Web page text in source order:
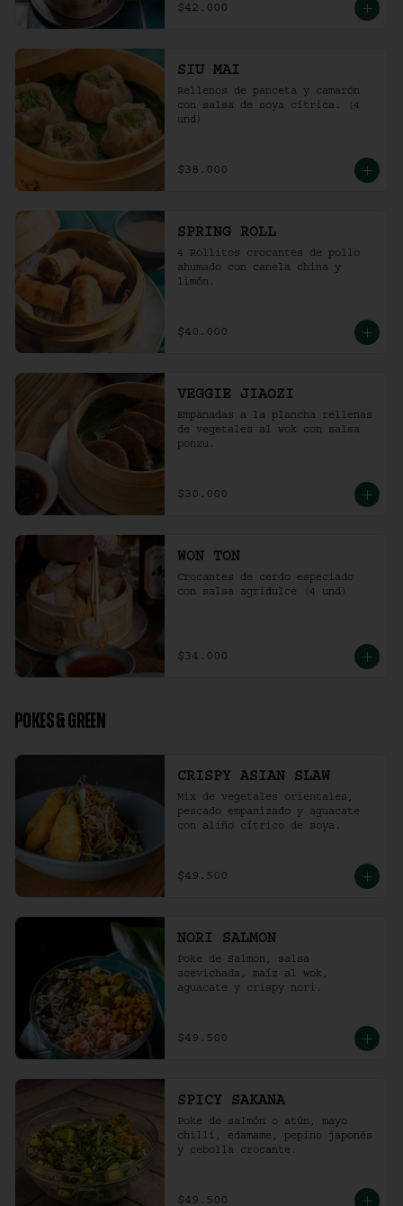
$42.000
SIU MAI
Rellenos de panceta y camarón
con salsa de soya cítrica. (4
und)
$38.000
SPRING ROLL
4 Rollitos crocantes de pollo
ahumado con canela china y
limón.
$40.000
VEGGIE JIAOZI
Empanadas a la plancha rellenas
de vegetales al wok con salsa
ponzu.
$30.000
WON TON
Crocantes de cerdo especiado
con salsa agridulce (4 und)
$34.000
POKES & GREEN
CRISPY ASIAN SLAW
Mix de vegetales orientales,
pescado empanizado y aguacate
con aliño cítrico de soya.
$49.500
NORI SALMON
Poke de Salmon, salsa
acevichada, maíz al wok,
aguacate y crispy nori.
$49.500
SPICY SAKANA
Poke de salmón o atún, mayo
chilli, edamame, pepino japonés
y cebolla crocante.
$49.500